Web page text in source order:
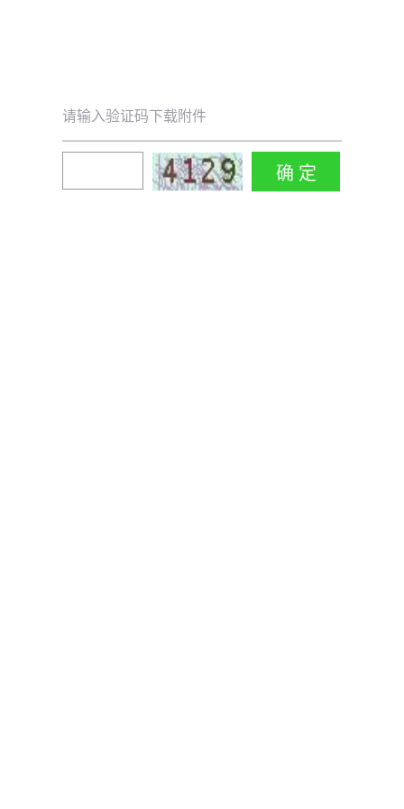
请输入验证码下载附件